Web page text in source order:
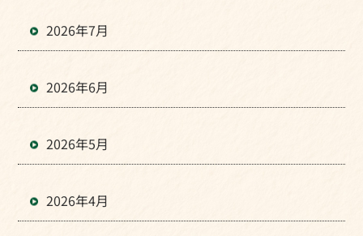
2026年7月
2026年6月
2026年5月
2026年4月